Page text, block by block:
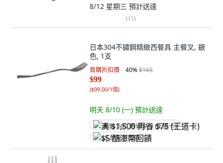
8/12 星期三 預計送達
(15)
日本304不鏽鋼精緻西餐具 主餐叉, 銀
色, 1支
首購折扣價 40%$165
$99
($99.00/1個)
明天 8/10 (一) 預計送達
满 $1,500 再省 $75 (王道卡)
$5 酷澎幣回饋